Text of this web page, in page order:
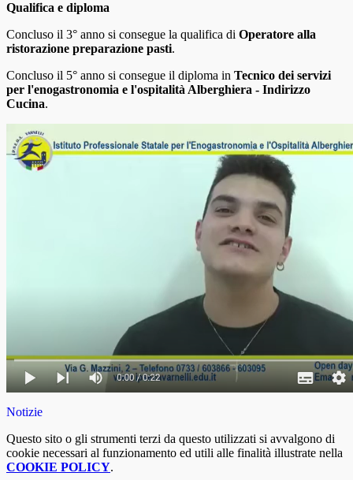
Qualifica e diploma
Concluso il 3° anno si consegue la qualifica di Operatore alla
ristorazione preparazione pasti.
Concluso il 5° anno si consegue il diploma in Tecnico dei servizi
per l'enogastronomia e l'ospitalità Alberghiera - Indirizzo
Cucina.
Notizie
Questo sito o gli strumenti terzi da questo utilizzati si avvalgono di
cookie necessari al funzionamento ed utili alle finalità illustrate nella
COOKIE POLICY.